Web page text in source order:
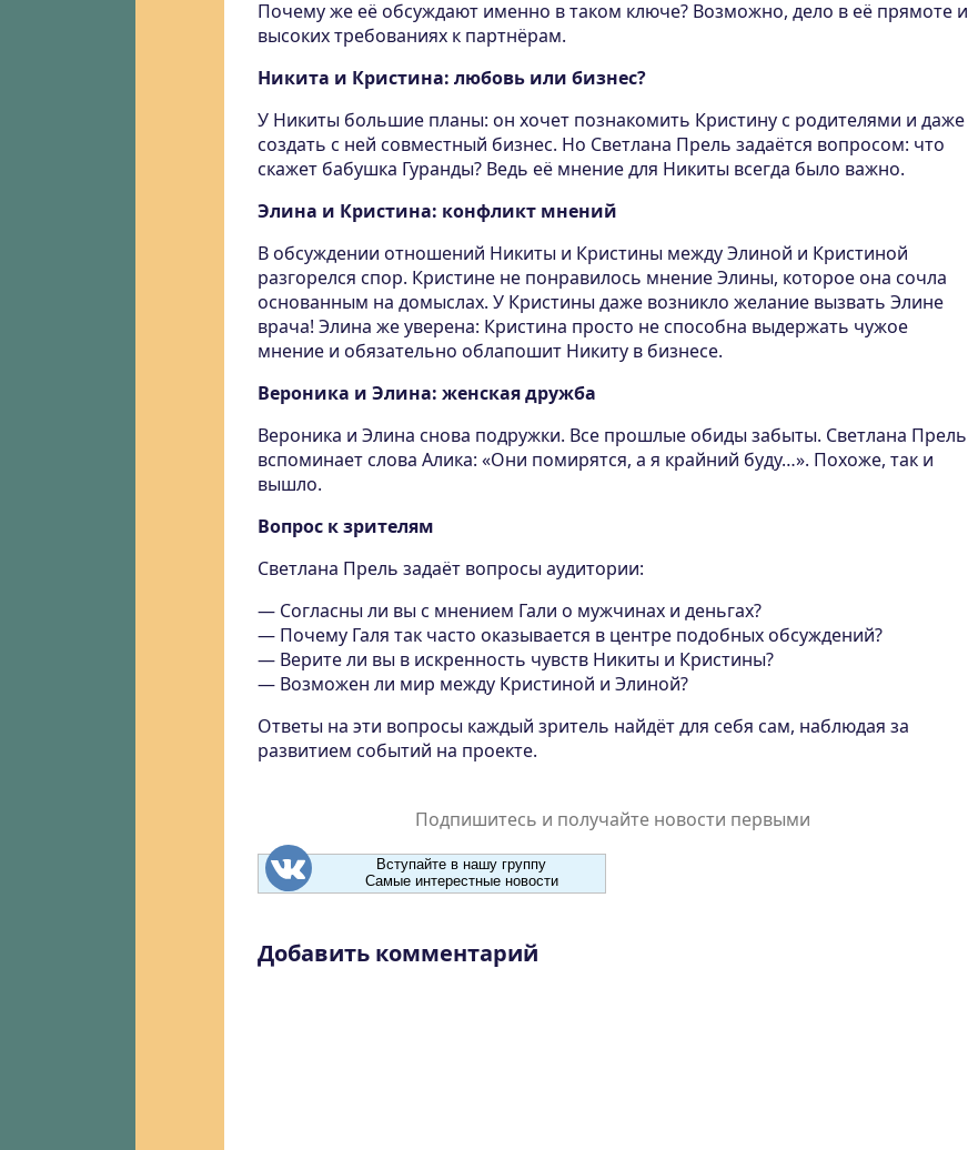
Почему же её обсуждают именно в таком ключе? Возможно, дело в её прямоте и
высоких требованиях к партнёрам.
Никита и Кристина: любовь или бизнес?
У Никиты большие планы: он хочет познакомить Кристину с родителями и даже
создать с ней совместный бизнес. Но Светлана Прель задаётся вопросом: что
скажет бабушка Гуранды? Ведь её мнение для Никиты всегда было важно.
Элина и Кристина: конфликт мнений
В обсуждении отношений Никиты и Кристины между Элиной и Кристиной
разгорелся спор. Кристине не понравилось мнение Элины, которое она сочла
основанным на домыслах. У Кристины даже возникло желание вызвать Элине
врача! Элина же уверена: Кристина просто не способна выдержать чужое
мнение и обязательно облапошит Никиту в бизнесе.
Вероника и Элина: женская дружба
Вероника и Элина снова подружки. Все прошлые обиды забыты. Светлана Прель
вспоминает слова Алика: «Они помирятся, а я крайний буду…». Похоже, так и
вышло.
Вопрос к зрителям
Светлана Прель задаёт вопросы аудитории:
— Согласны ли вы с мнением Гали о мужчинах и деньгах?
— Почему Галя так часто оказывается в центре подобных обсуждений?
— Верите ли вы в искренность чувств Никиты и Кристины?
— Возможен ли мир между Кристиной и Элиной?
Ответы на эти вопросы каждый зритель найдёт для себя сам, наблюдая за
развитием событий на проекте.
Подпишитесь и получайте новости первыми
Вступайте в нашу группу
Самые интерестные новости
Добавить комментарий